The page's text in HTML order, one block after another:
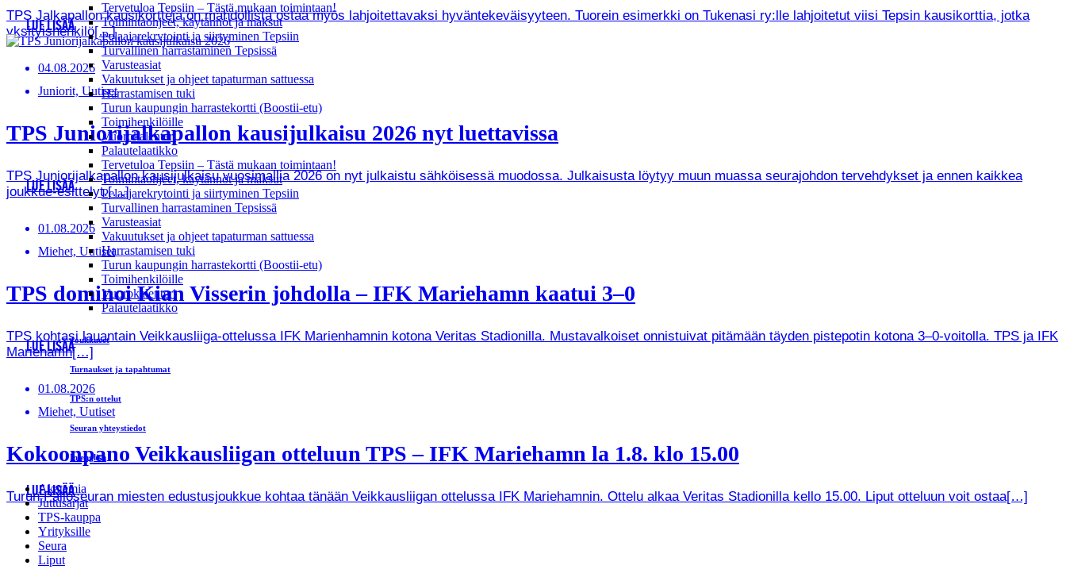
Tervetuloa Tepsiin – Tästä mukaan toimintaan!
Toimintaohjeet, käytännöt ja maksut
Pelaajarekrytointi ja siirtyminen Tepsiin
Turvallinen harrastaminen Tepsissä
Varusteasiat
Vakuutukset ja ohjeet tapaturman sattuessa
Harrastamisen tuki
Turun kaupungin harrastekortti (Boostii-etu)
Toimihenkilöille
Vuorokalenteri
Palautelaatikko
Tervetuloa Tepsiin – Tästä mukaan toimintaan!
Toimintaohjeet, käytännöt ja maksut
Pelaajarekrytointi ja siirtyminen Tepsiin
Turvallinen harrastaminen Tepsissä
Varusteasiat
Vakuutukset ja ohjeet tapaturman sattuessa
Harrastamisen tuki
Turun kaupungin harrastekortti (Boostii-etu)
Toimihenkilöille
Vuorokalenteri
Palautelaatikko
Joukkueet
Turnaukset ja tapahtumat
TPS:n ottelut
Seuran yhteystiedot
In english
Akatemia
Juttusarjat
TPS-kauppa
Yrityksille
Seura
Liput
TPS Jalkapallon kausikortteja on mahdollista ostaa myös lahjoitettavaksi hyväntekeväisyyteen. Tuorein esimerkki on Tukenasi ry:lle lahjoitetut viisi Tepsin kausikorttia, jotka
yksityishenkilö[…]
LUE LISÄÄ
04.08.2026
Juniorit, Uutiset
TPS Juniorijalkapallon kausijulkaisu 2026 nyt luettavissa
TPS Juniorijalkapallon kausijulkaisu vuosimallia 2026 on nyt julkaistu sähköisessä muodossa. Julkaisusta löytyy muun muassa seurajohdon tervehdykset ja ennen kaikkea
joukkue-esittelyt.[…]
LUE LISÄÄ
01.08.2026
Miehet, Uutiset
TPS dominoi Kian Visserin johdolla – IFK Mariehamn kaatui 3–0
TPS kohtasi lauantain Veikkausliiga-ottelussa IFK Marienhamnin kotona Veritas Stadionilla. Mustavalkoiset onnistuivat pitämään täyden pistepotin kotona 3–0-voitolla. TPS ja IFK
Mariehamn[…]
LUE LISÄÄ
01.08.2026
Miehet, Uutiset
Kokoonpano Veikkausliigan otteluun TPS – IFK Mariehamn la 1.8. klo 15.00
Turun Palloseuran miesten edustusjoukkue kohtaa tänään Veikkausliigan ottelussa IFK Mariehamnin. Ottelu alkaa Veritas Stadionilla kello 15.00. Liput otteluun voit ostaa[…]
LUE LISÄÄ